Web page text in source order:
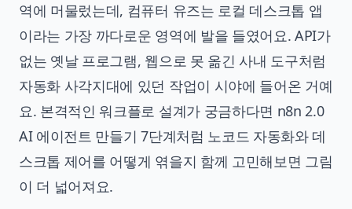
역에 머물렀는데, 컴퓨터 유즈는 로컬 데스크톱 앱
이라는 가장 까다로운 영역에 발을 들였어요. API가
없는 옛날 프로그램, 웹으로 못 옮긴 사내 도구처럼
자동화 사각지대에 있던 작업이 시야에 들어온 거예
요. 본격적인 워크플로 설계가 궁금하다면 n8n 2.0
AI 에이전트 만들기 7단계처럼 노코드 자동화와 데
스크톱 제어를 어떻게 엮을지 함께 고민해보면 그림
이 더 넓어져요.